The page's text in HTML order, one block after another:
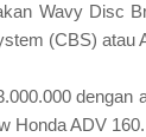
Wavy Disc
(CBS) atau
Honda ADV 160.